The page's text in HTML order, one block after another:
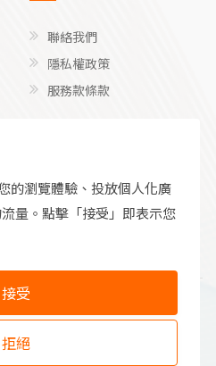
的瀏覽體驗、投放個人化廣
量。點擊「接受」即表示您
聯絡我們
隱私權政策
服務款條款
Facebook
Places 2024